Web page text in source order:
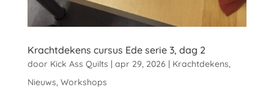
Krachtdekens cursus Ede serie 3, dag 2
door Kick Ass Quilts | apr 29, 2026 | Krachtdekens,
Nieuws, Workshops